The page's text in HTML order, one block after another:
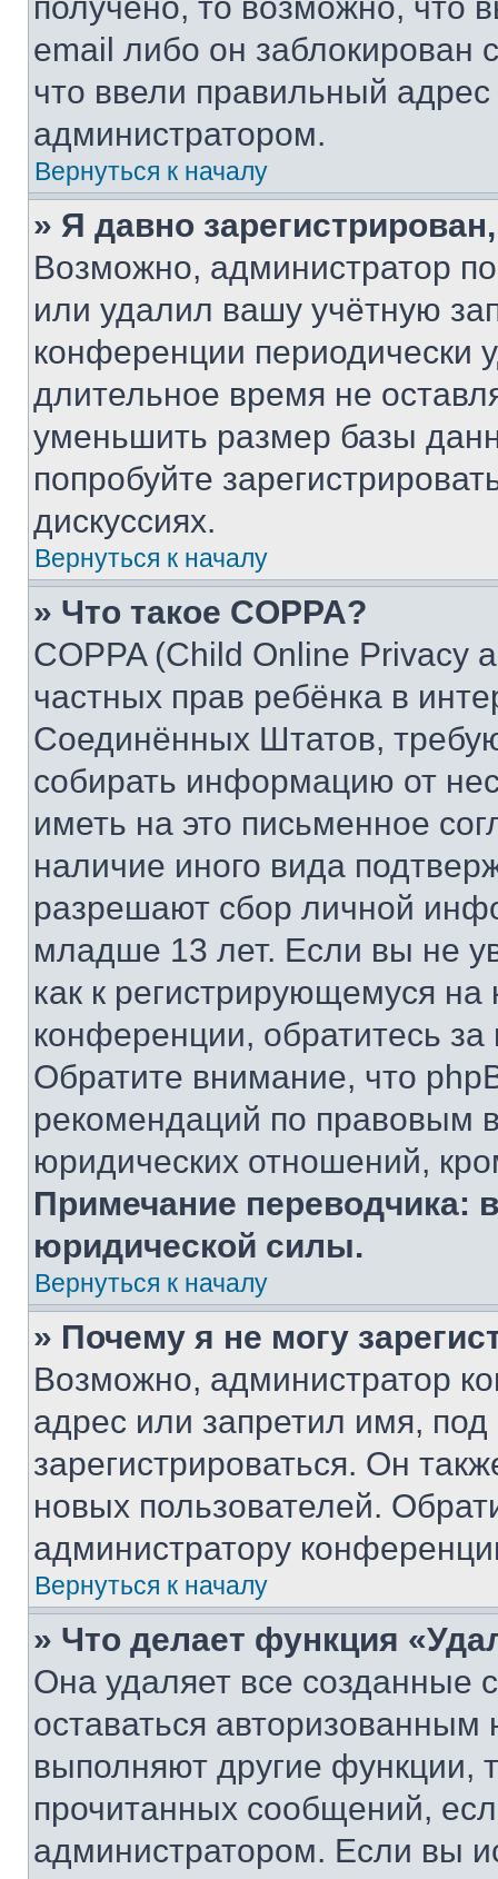
email либо он
что ввели правильный адрес
администратором.
Вернуться к началу
» Я давно
Возможно, администратор
или удалил вашу учётную
конференции периодически
длительное время не
уменьшить размер базы
попробуйте
дискуссиях.
Вернуться к началу
» Что такое COPPA?
COPPA (Child Online Privacy
частных прав ребёнка в
Соединённых Штатов,
собирать информацию от
иметь на это письменное
наличие иного вида
разрешают сбор личной
младше 13 лет. Если вы не
как к регистрирующемуся
конференции, обратитесь
Обратите внимание, что
рекомендаций по правовым
юридических отношений,
Примечание переводчика:
юридической силы.
Вернуться к началу
» Почему я не могу
Возможно, администратор
адрес или запретил имя,
зарегистрироваться. Он
новых пользователей.
администратору
Вернуться к началу
» Что делает функция
Она удаляет все созданные
оставаться
выполняют другие функции,
прочитанных сообщений,
администратором. Если вы